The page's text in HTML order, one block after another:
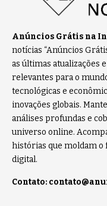
Anúncios Grátis na
notícias “Anúncios
as últimas atualizações
relevantes para o
tecnológicas e
inovações globais.
análises profundas e
universo online.
histórias que moldam
digital.
Contato: